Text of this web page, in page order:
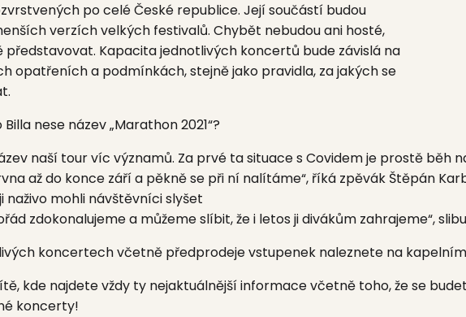
po celéČeské republice. Její součástí budou
verzích velkých festivalů. Chybět nebudou ani hosté,
Kapacita jednotlivých koncertů bude závislá na
opatřeních a podmínkách, stejně jako pravidla, za jakých se
nese název „Marathon 2021“?
naší tour víc významů. Za prvé ta situace s Covidem je prostě běh
až do konce září a pěkně se při ní nalítáme“, říká zpěvák Štěpán
naživo mohli návštěvníci slyšet
zdokonalujeme a můžeme slíbit, že i letos ji divákům zahrajeme“,
koncertech včetně předprodeje vstupenek naleznete na
kde najdete vždy ty nejaktuálnější informace včetně toho, že se
koncerty!